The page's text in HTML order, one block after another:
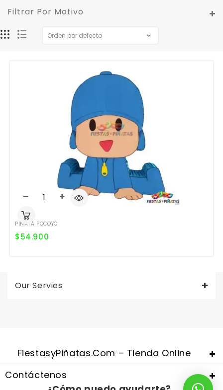
Filtrar Por Motivo
PIÑATA POCOYO
$54.900
Our Servies
FiestasyPiñatas.com – Tienda Online
Contáctenos